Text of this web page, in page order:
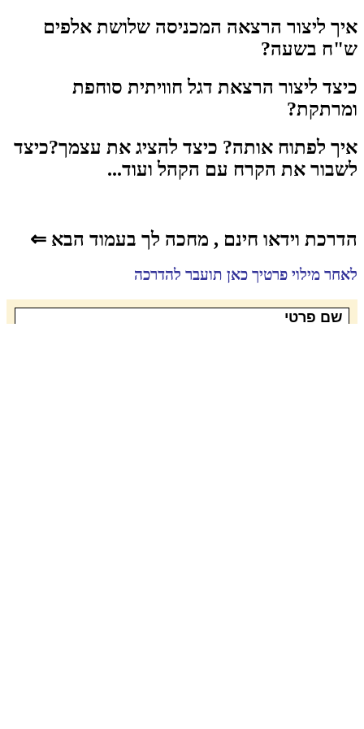
איך ליצור הרצאה המכניסה שלושת אלפים
ש"ח בשעה?
כיצד ליצור הרצאת דגל חוויתית סוחפת
ומרתקת?
איך לפתוח אותה? כיצד להציג את עצמך?כיצד
לשבור את הקרח עם הקהל ועוד...
הדרכת וידאו חינם , מחכה לך בעמוד הבא ⇐
לאחר מילוי פרטיך כאן תועבר להדרכה